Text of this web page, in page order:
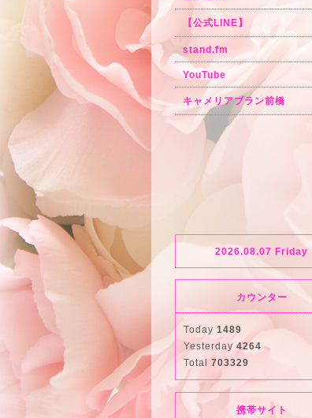
【公式LINE】
stand.fm
YouTube
キャメリアブラン前橋
2026.08.07 Friday
カウンター
Today 1489
Yesterday 4264
Total 703329
携帯サイト